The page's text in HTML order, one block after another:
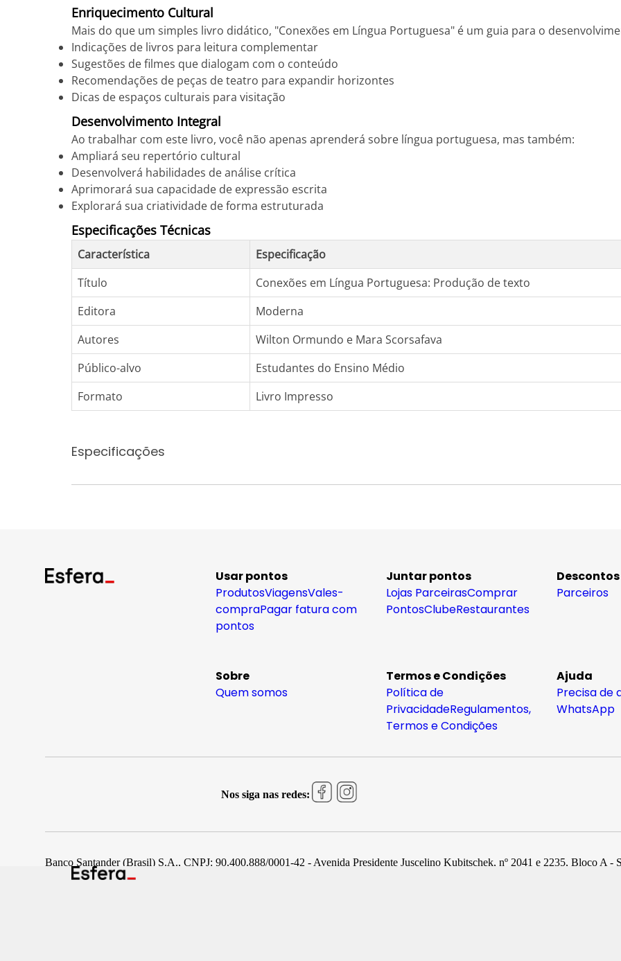
Enriquecimento Cultural
Mais do que um simples livro didático, "Conexões em Língua Portuguesa" é um guia para o
Indicações de livros para leitura complementar
Sugestões de filmes que dialogam com o conteúdo
Recomendações de peças de teatro para expandir horizontes
Dicas de espaços culturais para visitação
Desenvolvimento Integral
Ao trabalhar com este livro, você não apenas aprenderá sobre língua portuguesa, mas também:
Ampliará seu repertório cultural
Desenvolverá habilidades de análise crítica
Aprimorará sua capacidade de expressão escrita
Explorará sua criatividade de forma estruturada
Especificações Técnicas
Característica
Especificação
Título
Conexões em Língua Portuguesa: Produção de texto
Editora
Moderna
Autores
Wilton Ormundo e Mara Scorsafava
Público-alvo
Estudantes do Ensino Médio
Formato
Livro Impresso
Especificações
Usar pontos
ProdutosViagensVales-
compraPagar fatura com
pontos
Juntar pontos
Lojas ParceirasComprar
PontosClubeRestaurantes
Descontos
Parceiros
Sobre
Quem somos
Termos e Condições
Política de
PrivacidadeRegulamentos,
Termos e Condições
Ajuda
Precisa de
WhatsApp
Nos siga nas redes:
Banco Santander (Brasil) S.A., CNPJ: 90.400.888/0001-42 - Avenida Presidente Juscelino Kubitschek, nº 2041 e 2235, Bloco A -